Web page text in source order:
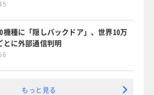
機種に「隠しバックドア」、世界10万
に外部通信判明
もっと見る